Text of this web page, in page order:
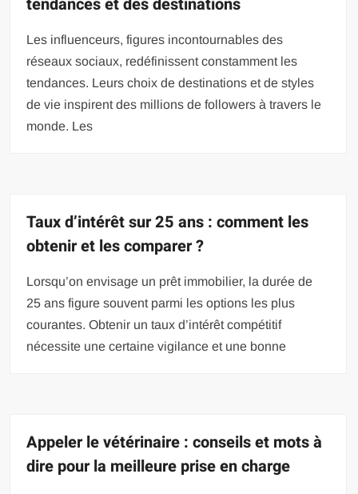
Les influenceurs, figures incontournables des
réseaux sociaux, redéfinissent constamment les
tendances. Leurs choix de destinations et de styles
de vie inspirent des millions de followers à travers le
monde. Les
Taux d’intérêt sur 25 ans : comment les
obtenir et les comparer ?
Lorsqu’on envisage un prêt immobilier, la durée de
25 ans figure souvent parmi les options les plus
courantes. Obtenir un taux d’intérêt compétitif
nécessite une certaine vigilance et une bonne
Appeler le vétérinaire : conseils et mots à
dire pour la meilleure prise en charge